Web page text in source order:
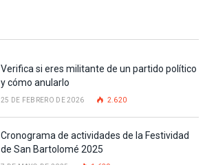
Verifica si eres militante de un partido político
y cómo anularlo
25 DE FEBRERO DE 2026 2.620
Cronograma de actividades de la Festividad
de San Bartolomé 2025